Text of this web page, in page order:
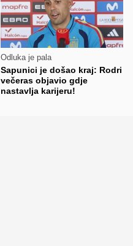
Odluka je pala
Sapunici je došao kraj: Rodri
večeras objavio gdje
nastavlja karijeru!